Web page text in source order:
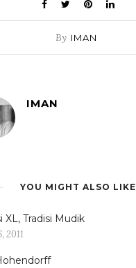
By IMAN
IMAN
YOU MIGHT ALSO LIKE
XL, Tradisi Mudik
2011